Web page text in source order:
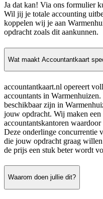
Ja dat kan! Via ons formulier
Wil jij je totale accounting
koppelen wij je aan
opdracht zoals dit aankunnen.
Wat maakt Accountantkaart
accountantkaart.nl opereert
accountants in
beschikbaar zijn in
jouw opdracht. Wij maken
accountantskantoren
Deze onderlinge concurrentie
die jouw opdracht graag
de prijs een stuk beter wordt
Waarom doen jullie dit?